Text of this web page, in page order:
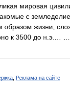
мировая
с
образом жизни,
к 3500 до н.э.…
Реклама на сайте